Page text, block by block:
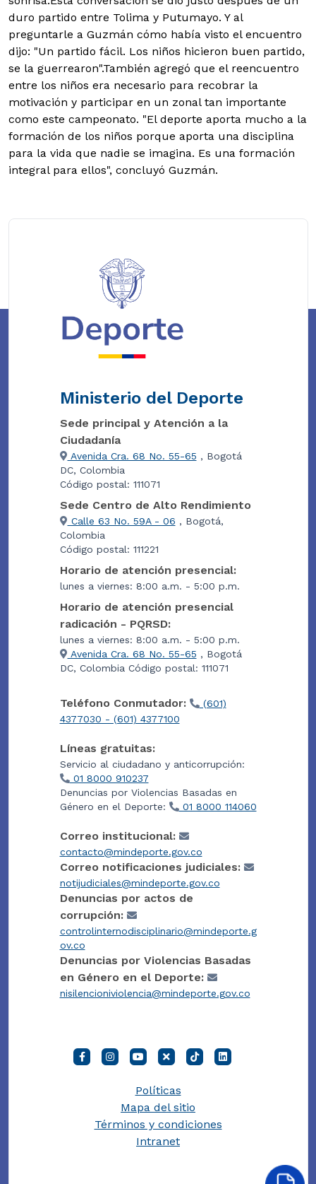
duro partido entre Tolima y Putumayo. Y al
preguntarle a Guzmán cómo había visto el encuentro
dijo: "Un partido fácil. Los niños hicieron buen partido,
se la guerrearon".También agregó que el reencuentro
entre los niños era necesario para recobrar la
motivación y participar en un zonal tan importante
como este campeonato. "El deporte aporta mucho a la
formación de los niños porque aporta una disciplina
para la vida que nadie se imagina. Es una formación
integral para ellos", concluyó Guzmán.
Ministerio del Deporte
Sede principal y Atención a la
Ciudadanía
Avenida Cra. 68 No. 55-65 , Bogotá
DC, Colombia
Código postal: 111071
Sede Centro de Alto Rendimiento
Calle 63 No. 59A - 06 , Bogotá,
Colombia
Código postal: 111221
Horario de atención presencial:
lunes a viernes: 8:00 a.m. - 5:00 p.m.
Horario de atención presencial
radicación - PQRSD:
lunes a viernes: 8:00 a.m. - 5:00 p.m.
Avenida Cra. 68 No. 55-65 , Bogotá
DC, Colombia Código postal: 111071
Teléfono Conmutador:
(601)
4377030 - (601) 4377100
Líneas gratuitas:
Servicio al ciudadano y anticorrupción:
01 8000 910237
Denuncias por Violencias Basadas en
Género en el Deporte:
01 8000 114060
Correo institucional:
contacto@mindeporte.gov.co
Correo notificaciones judiciales:
notijudiciales@mindeporte.gov.co
Denuncias por actos de
corrupción:
controlinternodisciplinario@mindeporte.g
ov.co
Denuncias por Violencias Basadas
en Género en el Deporte:
nisilencioniviolencia@mindeporte.gov.co
Políticas
Mapa del sitio
Términos y condiciones
Intranet